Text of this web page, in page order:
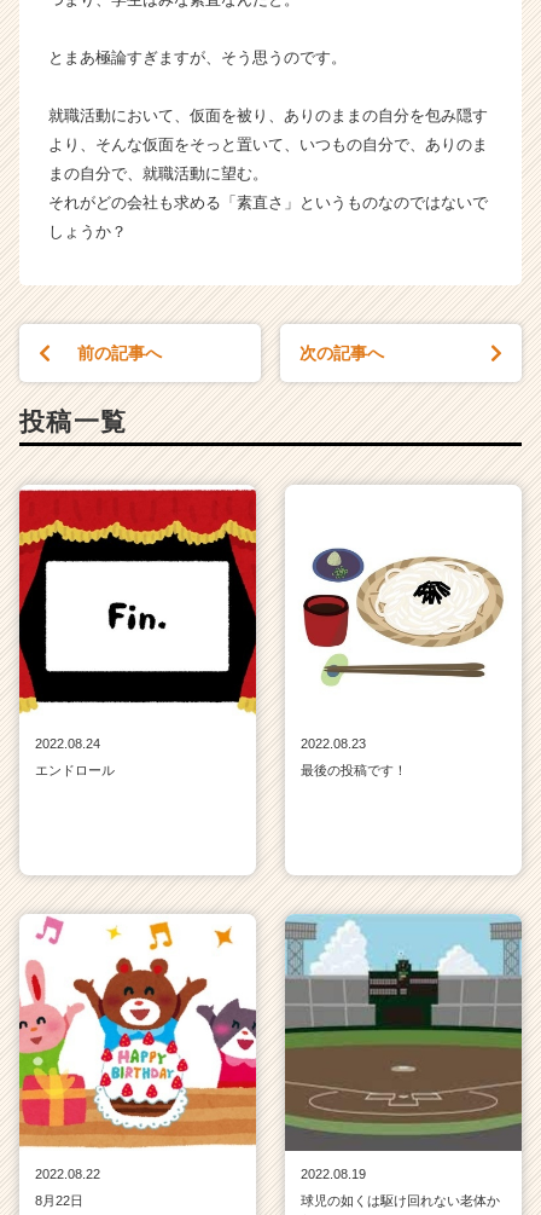
とまあ極論すぎますが、そう思うのです。
就職活動において、仮面を被り、ありのままの自分を包み隠す
より、そんな仮面をそっと置いて、いつもの自分で、ありのま
まの自分で、就職活動に望む。
それがどの会社も求める「素直さ」というものなのではないで
しょうか？
前の記事へ 次の記事へ
投稿一覧
2022.08.24
エンドロール
2022.08.23
最後の投稿です！
2022.08.22
8月22日
2022.08.19
球児の如くは駆け回れない老体か